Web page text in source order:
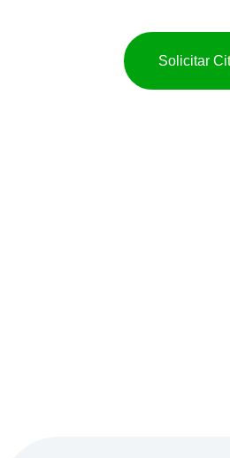
Solicitar